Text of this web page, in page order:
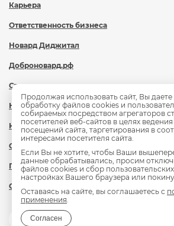
Карьера
Ответственность бизнеса
Новард Диджитал
Доброновард.рф
Статьи
Новости
Контакты
Охрана труда
Политика обработки персональных
Сведения об образовательной
Продолжая использовать сайт, Вы даете
обработку файлов cookies и
собираемых посредством агрегаторов
посетителей веб-сайтов в целях ведения
посещений сайта, таргетирования в
интересами посетителя сайта.
Если Вы не хотите, чтобы Ваши
данные обрабатывались, просим
файлов cookies и сбор
настройках Вашего браузера или
Оставаясь на сайте, вы соглашаетесь с
применения.
Согласен